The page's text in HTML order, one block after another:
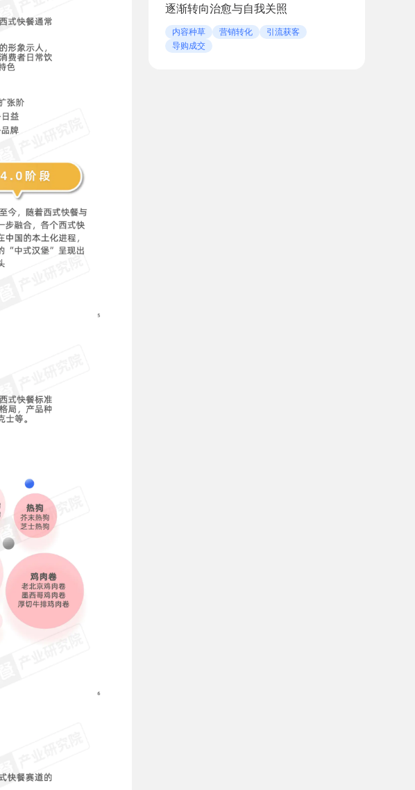
逐渐转向治愈与自我关照
内容种草 营销转化
引流获客
导购成交